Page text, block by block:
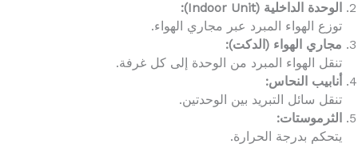
الوحدة الداخلية (Indoor Unit):
توزع الهواء المبرد عبر مجاري الهواء.
مجاري الهواء (الدكت):
تنقل الهواء المبرد من الوحدة إلى كل غرفة.
أنابيب النحاس:
تنقل سائل التبريد بين الوحدتين.
الثرموستات:
يتحكم بدرجة الحرارة.